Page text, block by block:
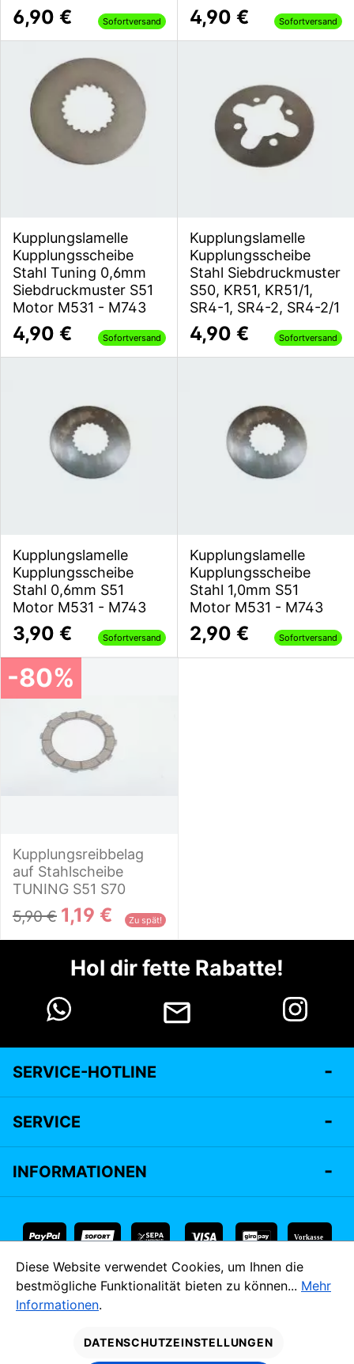
6,90 € Sofortversand 4,90 € Sofortversand
Kupplungslamelle
Kupplungsscheibe
Stahl Tuning 0,6mm
Siebdruckmuster S51
Motor M531 - M743
4,90 € Sofortversand
Kupplungslamelle
Kupplungsscheibe
Stahl Siebdruckmuster
S50, KR51, KR51/1,
SR4-1, SR4-2, SR4-2/1
4,90 € Sofortversand
Kupplungslamelle
Kupplungsscheibe
Stahl 0,6mm S51
Motor M531 - M743
3,90 € Sofortversand
Kupplungslamelle
Kupplungsscheibe
Stahl 1,0mm S51
Motor M531 - M743
2,90 € Sofortversand
Kupplungsreibbelag
auf Stahlscheibe
TUNING S51 S70
5,90 €
-80%
1,19 € Zu spät!
Hol dir fette Rabatte!
SERVICE-HOTLINE
SERVICE
INFORMATIONEN
Vorkasse
* Alle Preise inkl. gesetzl. Mehrwertsteuer zzgl.
Versandkosten
und ggf. Nachnahmegebühren, wenn nicht anders angegeben.
MADE IM
Diese Website verwendet Cookies, um Ihnen die
bestmögliche Funktionalität bieten zu können... Mehr
Informationen.
DATENSCHUTZEINSTELLUNGEN